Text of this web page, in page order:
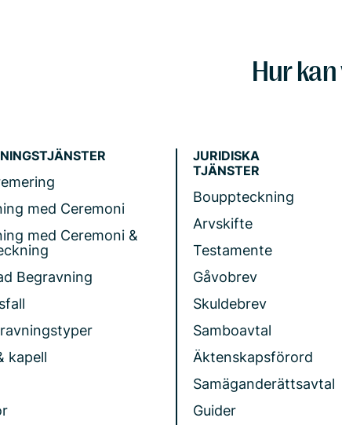
Hur
med Ceremoni
med Ceremoni &
Begravning
kapell
JURIDISKA
TJÄNSTER
Bouppteckning
Arvskifte
Testamente
Gåvobrev
Skuldebrev
Samboavtal
Äktenskapsförord
Samäganderättsavtal
Guider